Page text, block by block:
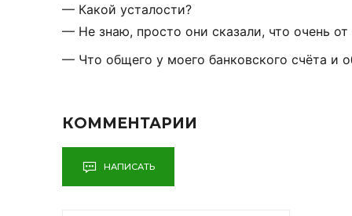
— Какой усталости?
— Не знаю, просто они сказали, что очень от
— Что общего у моего банковского счёта и
КОММЕНТАРИИ
НАПИСАТЬ